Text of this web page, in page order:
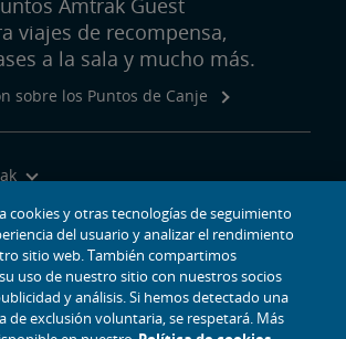
viajes de recompensa,
a la sala y mucho más.
sobre los Puntos de Canje
Sitio
cookies y otras tecnologías de seguimiento
del usuario y analizar el rendimiento
sitio web. También compartimos
uso de nuestro sitio con nuestros socios
y análisis. Si hemos detectado una
de exclusión voluntaria, se respetará. Más